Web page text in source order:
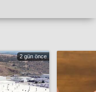
2 gün önce